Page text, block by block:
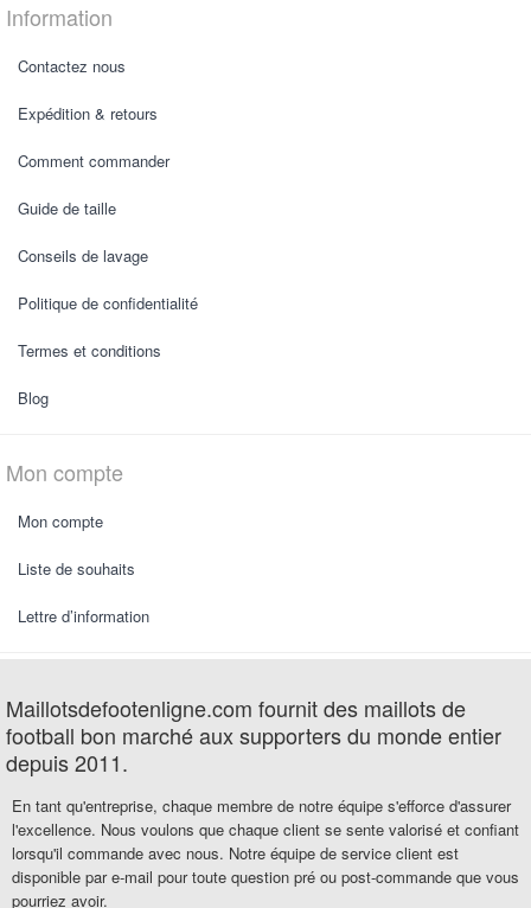
Information
Contactez nous
Expédition & retours
Comment commander
Guide de taille
Conseils de lavage
Politique de confidentialité
Termes et conditions
Blog
Mon compte
Mon compte
Liste de souhaits
Lettre d’information
Maillotsdefootenligne.com fournit des maillots de
football bon marché aux supporters du monde entier
depuis 2011.
En tant qu'entreprise, chaque membre de notre équipe s'efforce d'assurer
l'excellence. Nous voulons que chaque client se sente valorisé et confiant
lorsqu'il commande avec nous. Notre équipe de service client est
disponible par e-mail pour toute question pré ou post-commande que vous
pourriez avoir.